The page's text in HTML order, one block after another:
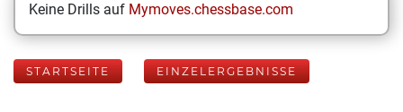
Keine Drills auf Mymoves.chessbase.com
STARTSEITE EINZELERGEBNISSE